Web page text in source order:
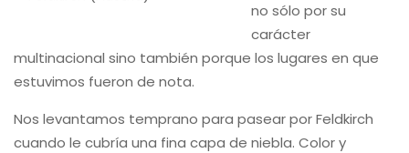
no sólo por su
carácter
multinacional sino también porque los lugares en que
estuvimos fueron de nota.
Nos levantamos temprano para pasear por Feldkirch
cuando le cubría una fina capa de niebla. Color y